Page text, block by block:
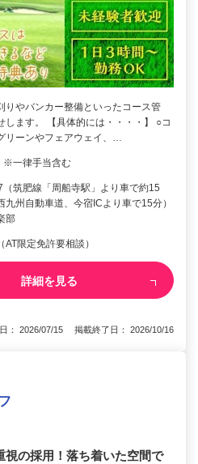
りやバンカー整備といったコース管
します。 【具体的には・・・・】 ○コ
リーンやフェアウェイ、…
一律手当含む
筑肥線「周船寺駅」より車で約15
州自動車道、今宿ICより車で15分）
部
限定免許要相談）
詳細を見る
： 2026/07/15 掲載終了日： 2026/10/16
視の採用！落ち着いた空間で